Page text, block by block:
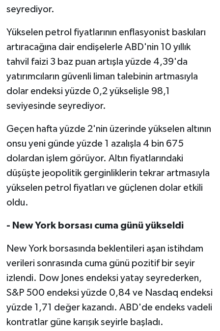
seyrediyor.
Yükselen petrol fiyatlarının enflasyonist baskıları
artıracağına dair endişelerle ABD'nin 10 yıllık
tahvil faizi 3 baz puan artışla yüzde 4,39'da
yatırımcıların güvenli liman talebinin artmasıyla
dolar endeksi yüzde 0,2 yükselişle 98,1
seviyesinde seyrediyor.
Geçen hafta yüzde 2'nin üzerinde yükselen altının
onsu yeni günde yüzde 1 azalışla 4 bin 675
dolardan işlem görüyor. Altın fiyatlarındaki
düşüşte jeopolitik gerginliklerin tekrar artmasıyla
yükselen petrol fiyatları ve güçlenen dolar etkili
oldu.
- New York borsası cuma günü yükseldi
New York borsasında beklentileri aşan istihdam
verileri sonrasında cuma günü pozitif bir seyir
izlendi. Dow Jones endeksi yatay seyrederken,
S&P 500 endeksi yüzde 0,84 ve Nasdaq endeksi
yüzde 1,71 değer kazandı. ABD'de endeks vadeli
kontratlar güne karışık seyirle başladı.